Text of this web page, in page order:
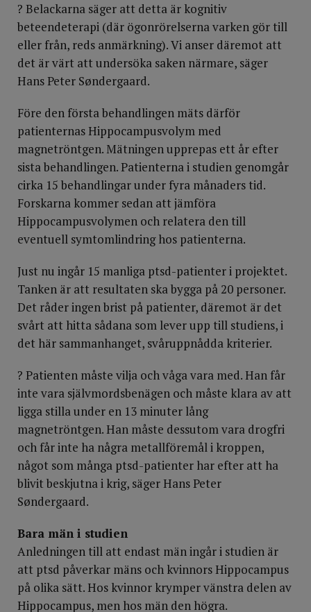
? Belackarna säger att detta är kognitiv
beteendeterapi (där ögonrörelserna varken gör till
eller från, reds anmärkning). Vi anser däremot att
det är värt att undersöka saken närmare, säger
Hans Peter Søndergaard.
Före den första behandlingen mäts därför
patienternas Hippocampusvolym med
magnetröntgen. Mätningen upprepas ett år efter
sista behandlingen. Patienterna i studien genomgår
cirka 15 behandlingar under fyra månaders tid.
Forskarna kommer sedan att jämföra
Hippocampusvolymen och relatera den till
eventuell symtomlindring hos patienterna.
Just nu ingår 15 manliga ptsd-patienter i projektet.
Tanken är att resultaten ska bygga på 20 personer.
Det råder ingen brist på patienter, däremot är det
svårt att hitta sådana som lever upp till studiens, i
det här sammanhanget, svåruppnådda kriterier.
? Patienten måste vilja och våga vara med. Han får
inte vara självmordsbenägen och måste klara av att
ligga stilla under en 13 minuter lång
magnetröntgen. Han måste dessutom vara drogfri
och får inte ha några metallföremål i kroppen,
något som många ptsd-patienter har efter att ha
blivit beskjutna i krig, säger Hans Peter
Søndergaard.
Bara män i studien
Anledningen till att endast män ingår i studien är
att ptsd påverkar mäns och kvinnors Hippocampus
på olika sätt. Hos kvinnor krymper vänstra delen av
Hippocampus, men hos män den högra.